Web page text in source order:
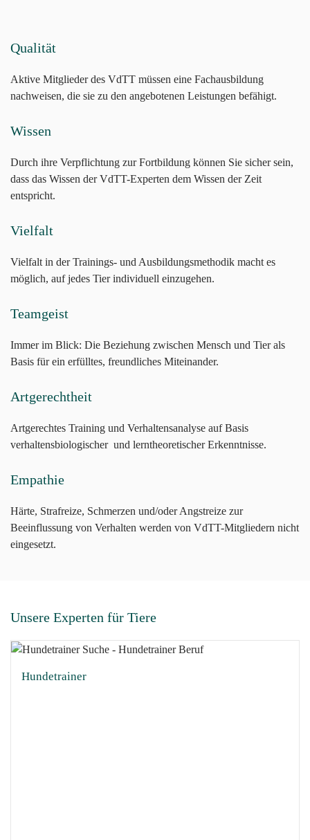
Qualität
Aktive Mitglieder des VdTT müssen eine Fachausbildung
nachweisen, die sie zu den angebotenen Leistungen befähigt.
Wissen
Durch ihre Verpflichtung zur Fortbildung können Sie sicher sein,
dass das Wissen der VdTT-Experten dem Wissen der Zeit
entspricht.
Vielfalt
Vielfalt in der Trainings- und Ausbildungsmethodik macht es
möglich, auf jedes Tier individuell einzugehen.
Teamgeist
Immer im Blick: Die Beziehung zwischen Mensch und Tier als
Basis für ein erfülltes, freundliches Miteinander.
Artgerechtheit
Artgerechtes Training und Verhaltensanalyse auf Basis
verhaltensbiologischer und lerntheoretischer Erkenntnisse.
Empathie
Härte, Strafreize, Schmerzen und/oder Angstreize zur
Beeinflussung von Verhalten werden von VdTT-Mitgliedern nicht
eingesetzt.
Unsere Experten für Tiere
Hundetrainer